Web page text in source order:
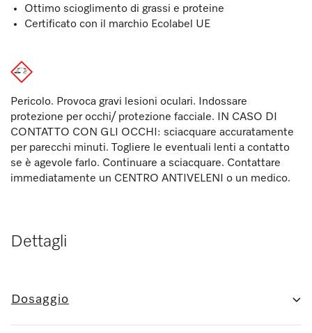
Ottimo scioglimento di grassi e proteine
Certificato con il marchio Ecolabel UE
Pericolo. Provoca gravi lesioni oculari. Indossare
protezione per occhi/ protezione facciale. IN CASO DI
CONTATTO CON GLI OCCHI: sciacquare accuratamente
per parecchi minuti. Togliere le eventuali lenti a contatto
se è agevole farlo. Continuare a sciacquare. Contattare
immediatamente un CENTRO ANTIVELENI o un medico.
Dettagli
Dosaggio